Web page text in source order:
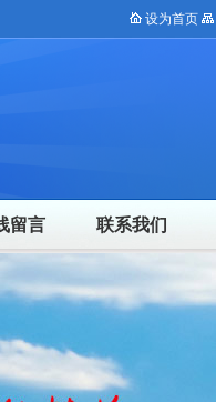
设为首页
留言 联系我们